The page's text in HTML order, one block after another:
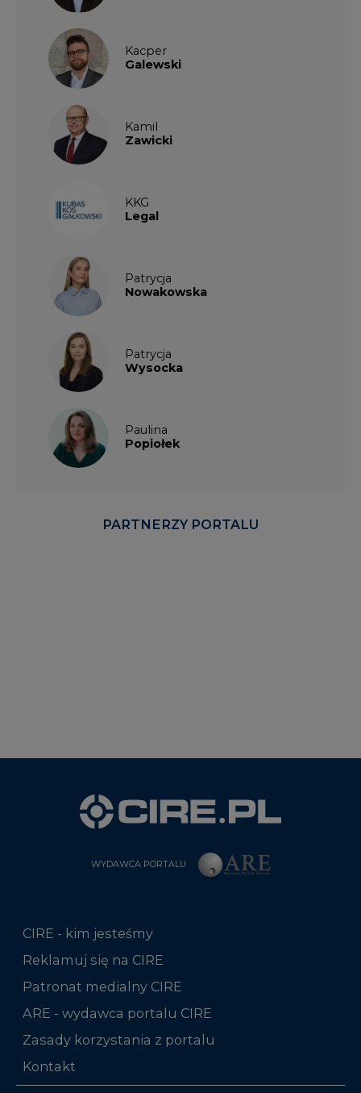
Kacper
Galewski
Kamil
Zawicki
KKG
Legal
Patrycja
Nowakowska
Patrycja
Wysocka
Paulina
Popiołek
PARTNERZY PORTALU
WYDAWCA PORTALU
CIRE - kim jesteśmy
Reklamuj się na CIRE
Patronat medialny CIRE
ARE - wydawca portalu CIRE
Zasady korzystania z portalu
Kontakt